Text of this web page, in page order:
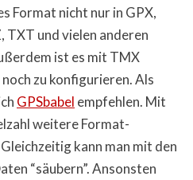
Format nicht nur in GPX,
TXT und vielen anderen
ist es mit TMX
zu konfigurieren. Als
GPSbabel empfehlen. Mit
weitere Format-
kann man mit den
“säubern”. Ansonsten